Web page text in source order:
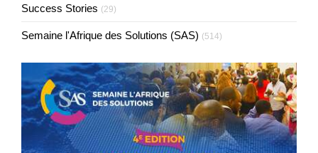
Success Stories (29)
Semaine l'Afrique des Solutions (SAS) (514)